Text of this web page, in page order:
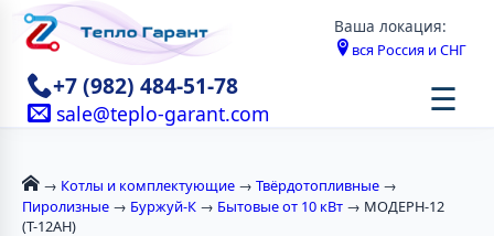
Ваша локация:
вся Россия и СНГ
+7 (982) 484-51-78
sale@teplo-garant.com ☰
→ Котлы и комплектующие → Твёрдотопливные →
Пиролизные → Буржуй-К → Бытовые от 10 кВт → МОДЕРН-12
(Т-12АН)